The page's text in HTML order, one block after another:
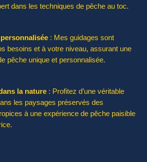
dans les techniques de pêche au toc.
: Mes guidages sont
besoins et à votre niveau, assurant une
pêche unique et personnalisée.
la nature: Profitez d’une véritable
les paysages préservés des
à une expérience de pêche paisible